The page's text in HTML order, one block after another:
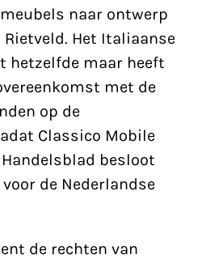
naar ontwerp
Rietveld. Het Italiaanse
hetzelfde maar heeft
met de
op de
Classico Mobile
besloot
de Nederlandse
de rechten van